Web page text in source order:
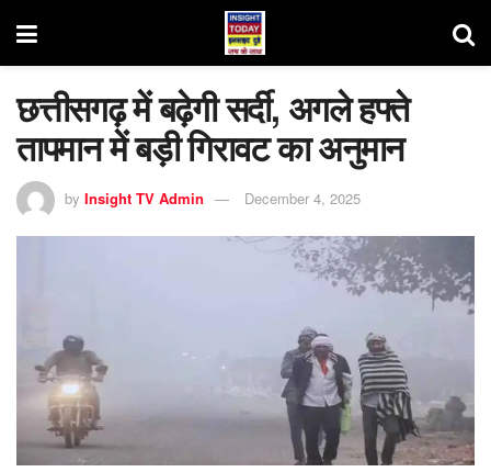
छत्तीसगढ़ में बढ़ेगी सर्दी, अगले हफ्ते
तापमान में बड़ी गिरावट का अनुमान
by Insight TV Admin December 4, 2025